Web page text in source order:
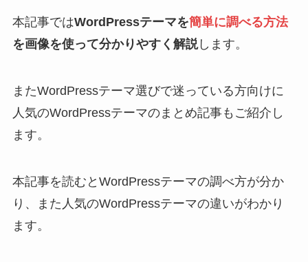
本記事ではWordPressテーマを簡単に調べる方法
を画像を使って分かりやすく解説します。
またWordPressテーマ選びで迷っている方向けに
人気のWordPressテーマのまとめ記事もご紹介し
ます。
本記事を読むとWordPressテーマの調べ方が分か
り、また人気のWordPressテーマの違いがわかり
ます。